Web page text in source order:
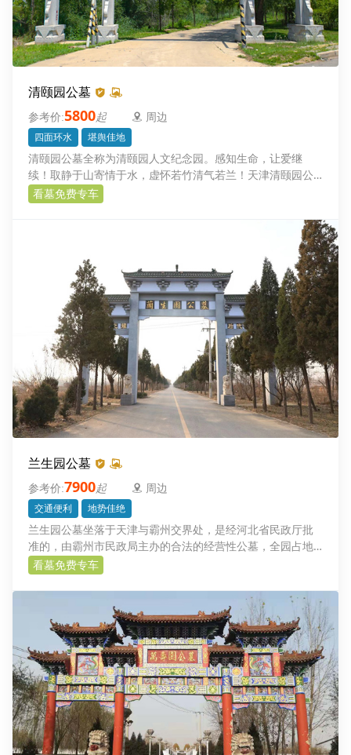
清颐园公墓
5800起 周边
四面环水 堪舆佳地
清颐园公墓全称为清颐园人文纪念园。感知生命，让爱继
续！取静于山寄情于水，虚怀若竹清气若兰！天津清颐园公
墓园区位于京台高速（廊沧段）文安出口6公里处，距北京南
五环一小时车程。距雄安新区30公里。园区用材考究，品种
多样，性价比高。园区位于美丽的大清河畔，周边景点多，
是春冬两季温泉健康之旅，夏秋两季休闲采摘的好去处，园
区四面环水是一处清新雅致，颐养天年，荫泽后人的堪舆佳
看墓免费专车
兰生园公墓
7900起 周边
交通便利 地势佳绝
兰生园公墓坐落于天津与霸州交界处，是经河北省民政厅批
准的，由霸州市民政局主办的合法的经营性公墓，全园占地
550亩，具有地势高、土质优、方位好、交通便利、价位低等
特点
看墓免费专车